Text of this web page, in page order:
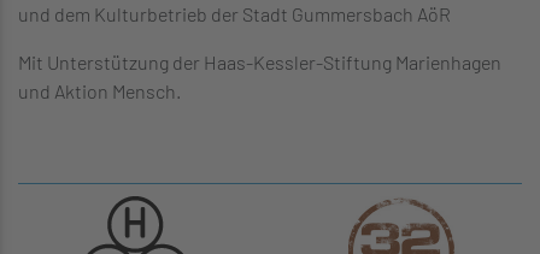
und dem Kulturbetrieb der Stadt Gummersbach AöR
Mit Unterstützung der Haas-Kessler-Stiftung Marienhagen
und Aktion Mensch.